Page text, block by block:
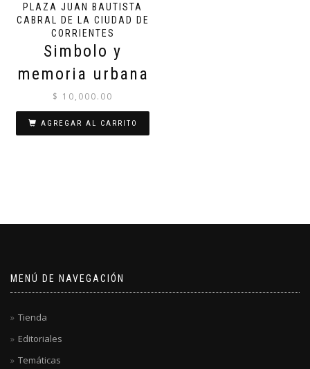
PLAZA JUAN BAUTISTA
CABRAL DE LA CIUDAD DE
CORRIENTES
Simbolo y
memoria urbana
$ 10,000.00
AGREGAR AL CARRITO
MENÚ DE NAVEGACIÓN
Tienda
Editoriales
Temáticas